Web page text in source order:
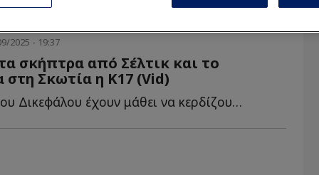
2025 - 19:37
σκήπτρα από Σέλτικ και το
στη Σκωτία η Κ17 (Vid)
Οι ακαδημίες του Δικεφάλου έχουν μάθει να κερδίζουν κ...